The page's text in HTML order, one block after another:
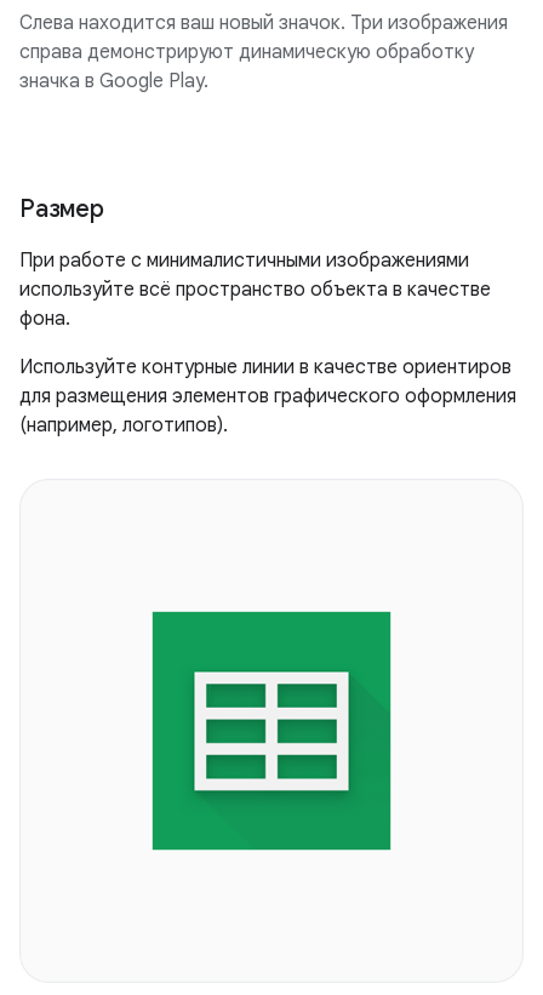
Слева находится ваш новый значок. Три изображения
справа демонстрируют динамическую обработку
значка в Google Play.
Размер
При работе с минималистичными изображениями
используйте всё пространство объекта в качестве
фона.
Используйте контурные линии в качестве ориентиров
для размещения элементов графического оформления
(например, логотипов).